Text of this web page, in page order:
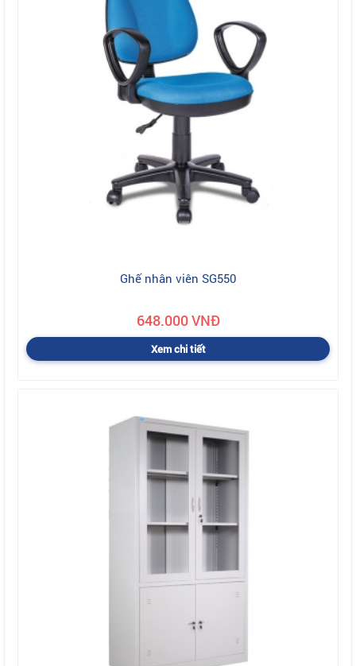
Ghế nhân viên SG550
648.000 VNĐ
Xem chi tiết